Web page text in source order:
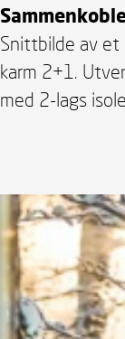
Snittbilde av et
karm 2+1.
med 2-lags